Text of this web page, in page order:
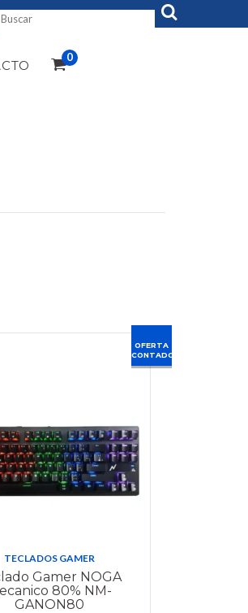
0
OFERTA
CONTADO
TECLADOS GAMER
Gamer NOGA
80% NM-
GANON80